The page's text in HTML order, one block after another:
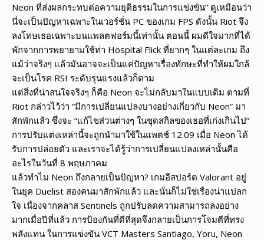
Neon ที่ส่งผลกระทบต่อความยุติธรรมในการแข่งขัน” ดูเหมือนว่า
นี่จะเป็นปัญหาเฉพาะในเวอร์ชั่น PC ของเกม FPS ดังนั้น Riot จึง
ลงโทษเธอเฉพาะบนแพลตฟอร์มนี้เท่านั้น ตอนนี้ ผมดีใจมากที่ได้
พักจากการพยายามใช้ท่า Hospital Flick ที่ยากๆ ในแต่ละเกม ถึง
แม้ว่าจริงๆ แล้วมันอาจจะเป็นแค่ปัญหาเรื่องทักษะที่ทำให้ผมใกล้
จะเป็นโรค RSI ระดับรุนแรงแล้วก็ตาม
แต่สิ่งที่น่าสนใจจริงๆ ก็คือ Neon จะไม่กลับมาในแบบเดิม ตามที่
Riot กล่าวไว้ว่า “มีการเปลี่ยนแปลงบางอย่างเกี่ยวกับ Neon” มา
สักพักแล้ว ซึ่งจะ “แก้ไขส่วนต่างๆ ในชุดสกิลของเธอที่เก่งเกินไป”
การปรับแต่งเหล่านี้จะถูกนำมาใช้ในแพตช์ 12.09 เมื่อ Neon ได้
รับการปล่อยตัว และเราจะได้รู้ว่าการเปลี่ยนแปลงเหล่านั้นคือ
อะไรในวันที่ 8 พฤษภาคม
แล้วทำไม Neon ถึงกลายเป็นปัญหา? เกมอีสปอร์ต Valorant อยู่
ในยุค Duelist สองคนมาสักพักแล้ว และนั่นก็ไม่ใช่เรื่องน่าแปลก
ใจ เนื่องจากคลาส Sentinels ถูกปรับลดความสามารถลงอย่าง
มากเมื่อปีที่แล้ว การป้องกันที่ดีที่สุดจึงกลายเป็นการโจมตีที่ทรง
พลังแทน ในการแข่งขัน VCT Masters Santiago, Yoru, Neon